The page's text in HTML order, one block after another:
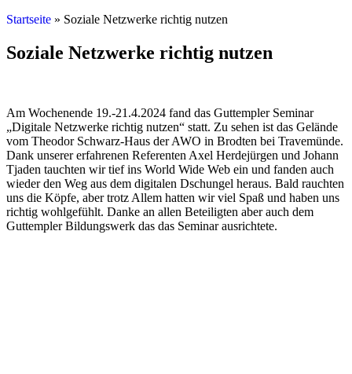
Startseite » Soziale Netzwerke richtig nutzen
Soziale Netzwerke richtig nutzen
Am Wochenende 19.-21.4.2024 fand das Guttempler Seminar
„Digitale Netzwerke richtig nutzen“ statt. Zu sehen ist das Gelände
vom Theodor Schwarz-Haus der AWO in Brodten bei Travemünde.
Dank unserer erfahrenen Referenten Axel Herdejürgen und Johann
Tjaden tauchten wir tief ins World Wide Web ein und fanden auch
wieder den Weg aus dem digitalen Dschungel heraus. Bald rauchten
uns die Köpfe, aber trotz Allem hatten wir viel Spaß und haben uns
richtig wohlgefühlt. Danke an allen Beteiligten aber auch dem
Guttempler Bildungswerk das das Seminar ausrichtete.